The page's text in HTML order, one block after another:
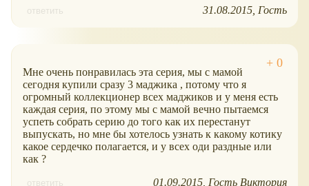
ответить 31.08.2015 Гость
Мне очень понравилась эта серия, мы с мамой
сегодня купили сразу 3 маджика , потому что я
огромный коллекционер всех маджиков и у меня есть
каждая серия, по этому мы с мамой вечно пытаемся
успеть собрать серию до того как их перестанут
выпускать, но мне бы хотелось узнать к какому котику
какое сердечко полагается, и у всех оди раздные или
как ?
ответить 01.09.2015 Гость Виктория